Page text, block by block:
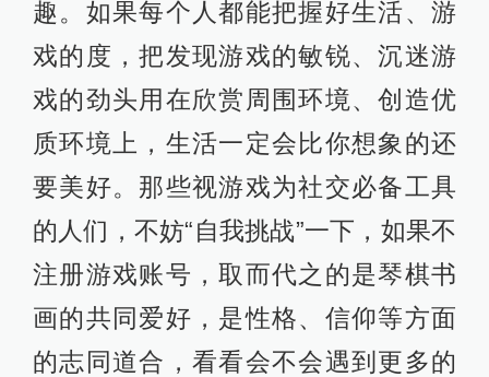
趣。如果每个人都能把握好生活、游
戏的度，把发现游戏的敏锐、沉迷游
戏的劲头用在欣赏周围环境、创造优
质环境上，生活一定会比你想象的还
要美好。那些视游戏为社交必备工具
的人们，不妨“自我挑战”一下，如果不
注册游戏账号，取而代之的是琴棋书
画的共同爱好，是性格、信仰等方面
的志同道合，看看会不会遇到更多的